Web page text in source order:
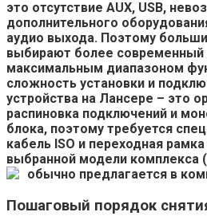
это отсутствие AUX, USB,
дополнительного
аудио выхода. Поэтому
выбирают более современный
максимальным диапазоном
сложность установки и
устройства на Лансере – это
распиновка подключений и
блока, поэтому требуется
кабель ISO и переходная
выбранной модели комплекса
обычно предлагается в
Пошаговый порядок